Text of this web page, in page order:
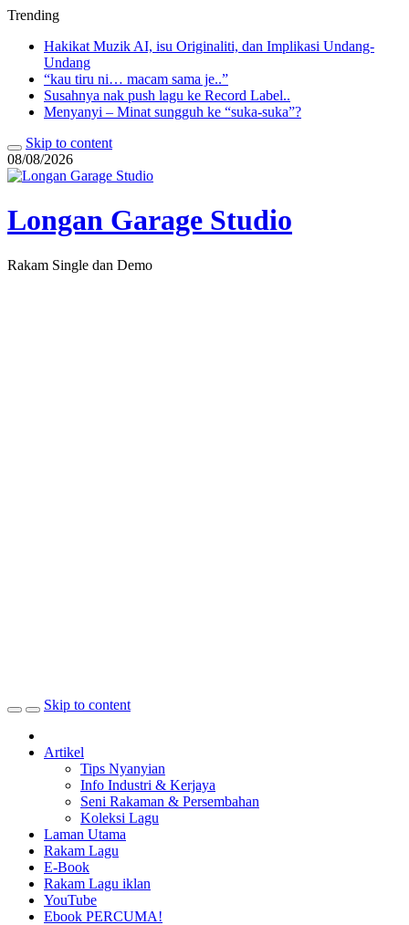
Trending
Hakikat Muzik AI, isu Originaliti, dan Implikasi Undang-
Undang
“kau tiru ni… macam sama je..”
Susahnya nak push lagu ke Record Label..
Menyanyi – Minat sungguh ke “suka-suka”?
Skip to content
08/08/2026
Longan Garage Studio
Rakam Single dan Demo
Skip to content
Artikel
Tips Nyanyian
Info Industri & Kerjaya
Seni Rakaman & Persembahan
Koleksi Lagu
Laman Utama
Rakam Lagu
E-Book
Rakam Lagu iklan
YouTube
Ebook PERCUMA!